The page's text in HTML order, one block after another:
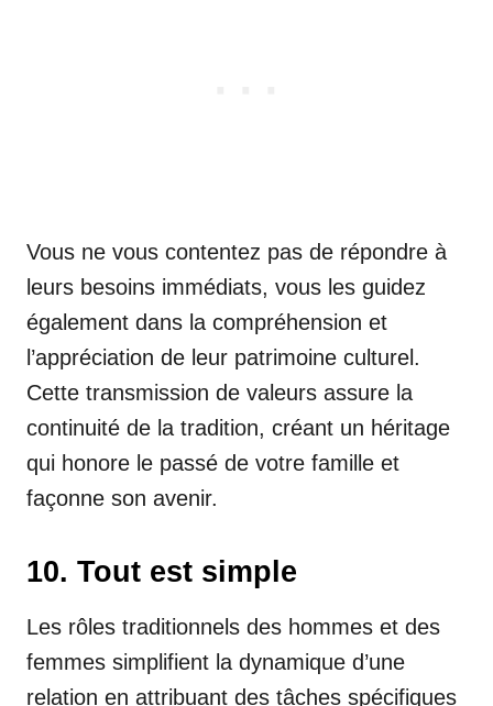
Vous ne vous contentez pas de répondre à
leurs besoins immédiats, vous les guidez
également dans la compréhension et
l’appréciation de leur patrimoine culturel.
Cette transmission de valeurs assure la
continuité de la tradition, créant un héritage
qui honore le passé de votre famille et
façonne son avenir.
10. Tout est simple
Les rôles traditionnels des hommes et des
femmes simplifient la dynamique d’une
relation en attribuant des tâches spécifiques